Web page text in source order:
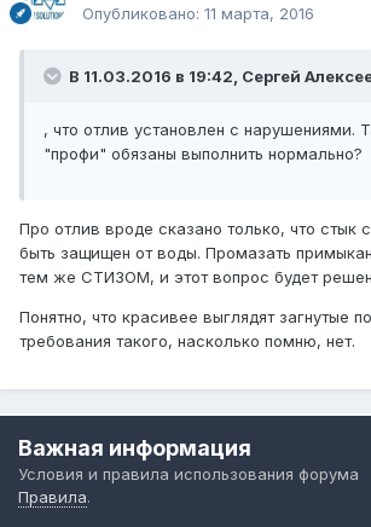
Опубликовано: 11 марта, 2016
В 11.03.2016 в 19:42, Сергей
, что отлив установлен с нарушениями.
"профи" обязаны выполнить нормально?
Про отлив вроде сказано только, что стык
быть защищен от воды. Промазать
тем же СТИЗОМ, и этот вопрос будет
Понятно, что красивее выглядят загнутые
требования такого, насколько помню, нет.
sdn007
Опубликовано:11 марта, 2016
Важная информация
Условия и правила использования форума
Правила.